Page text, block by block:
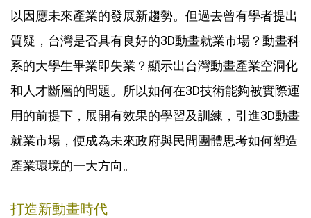
以因應未來產業的發展新趨勢。但過去曾有學者提出
質疑，台灣是否具有良好的3D動畫就業市場？動畫科
系的大學生畢業即失業？顯示出台灣動畫產業空洞化
和人才斷層的問題。所以如何在3D技術能夠被實際運
用的前提下，展開有效果的學習及訓練，引進3D動畫
就業市場，便成為未來政府與民間團體思考如何塑造
產業環境的一大方向。
打造新動畫時代